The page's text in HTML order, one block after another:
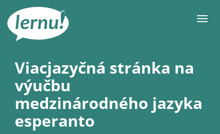
obsah
Viacjazyčná stránka na
výučbu
medzinárodného jazyka
esperanto